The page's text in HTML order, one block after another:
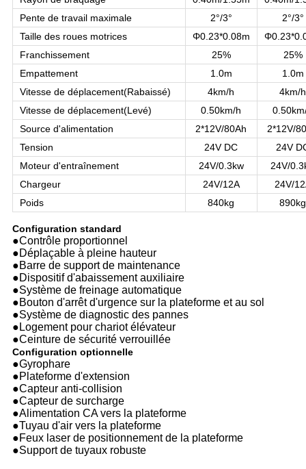
Pente de travail maximale
2°/3°
2°/3°
Taille des roues motrices
Φ0.23*0.08m
Franchissement
25%
25%
Empattement
1.0m
1.0m
Vitesse de déplacement(Rabaissé) 4km/h
4km/h
Vitesse de déplacement(Levé) 0.50km/h
Source d'alimentation
2*12V/80Ah
2*12V/
Tension
24V DC
24V
Moteur d'entraînement
24V/0.3kw
24V/
Chargeur
24V/12A
24V/
Poids
840kg 890kg
Configuration standard
●Contrôle proportionnel
●Déplaçable à pleine hauteur
●Barre de support de maintenance
●Dispositif d'abaissement auxiliaire
●Système de freinage automatique
●Bouton d'arrêt d'urgence sur la plateforme et au sol
●Système de diagnostic des pannes
●Logement pour chariot élévateur
●Ceinture de sécurité verrouillée
Configuration optionnelle
●Gyrophare
●Plateforme d'extension
●Capteur anti-collision
●Capteur de surcharge
●Alimentation CA vers la plateforme
●Tuyau d'air vers la plateforme
●Feux laser de positionnement de la plateforme
●Support de tuyaux robuste